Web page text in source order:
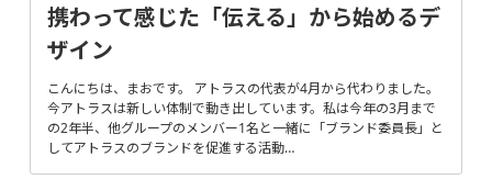
携わって感じた「伝える」から始めるデ
ザイン
こんにちは、まおです。 アトラスの代表が4月から代わりました。
今アトラスは新しい体制で動き出しています。私は今年の3月まで
の2年半、他グループのメンバー1名と一緒に「ブランド委員長」と
してアトラスのブランドを促進する活動…